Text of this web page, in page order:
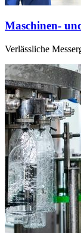
Maschinen-
Verlässliche